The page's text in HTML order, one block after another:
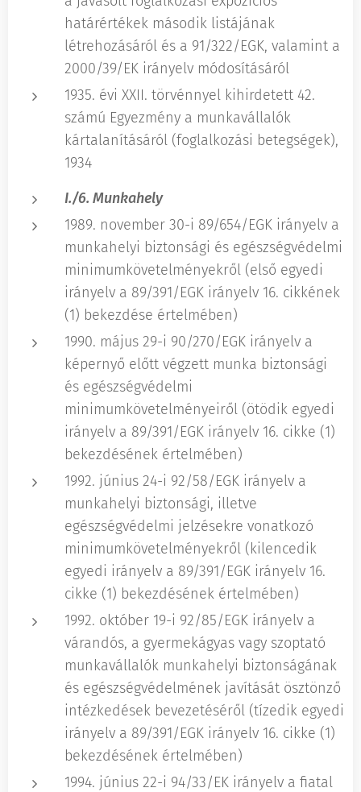
határértékek második listájának
létrehozásáról és a 91/322/EGK, valamint a
2000/39/EK irányelv módosításáról
1935. évi XXII. törvénnyel kihirdetett 42.
számú Egyezmény a munkavállalók
kártalanításáról (foglalkozási betegségek),
1934
I./6. Munkahely
1989. november 30-i 89/654/EGK irányelv a
munkahelyi biztonsági és egészségvédelmi
minimumkövetelményekről (első egyedi
irányelv a 89/391/EGK irányelv 16. cikkének
(1) bekezdése értelmében)
1990. május 29-i 90/270/EGK irányelv a
képernyő előtt végzett munka biztonsági
és egészségvédelmi
minimumkövetelményeiről (ötödik egyedi
irányelv a 89/391/EGK irányelv 16. cikke (1)
bekezdésének értelmében)
1992. június 24-i 92/58/EGK irányelv a
munkahelyi biztonsági, illetve
egészségvédelmi jelzésekre vonatkozó
minimumkövetelményekről (kilencedik
egyedi irányelv a 89/391/EGK irányelv 16.
cikke (1) bekezdésének értelmében)
1992. október 19-i 92/85/EGK irányelv a
várandós, a gyermekágyas vagy szoptató
munkavállalók munkahelyi biztonságának
és egészségvédelmének javítását ösztönző
intézkedések bevezetéséről (tízedik egyedi
irányelv a 89/391/EGK irányelv 16. cikke (1)
bekezdésének értelmében)
1994. június 22-i 94/33/EK irányelv a fiatal